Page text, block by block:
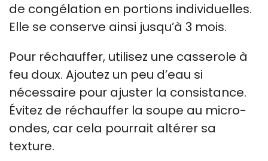
de congélation en portions individuelles.
Elle se conserve ainsi jusqu’à 3 mois.
Pour réchauffer, utilisez une casserole à
feu doux. Ajoutez un peu d’eau si
nécessaire pour ajuster la consistance.
Évitez de réchauffer la soupe au micro-
ondes, car cela pourrait altérer sa
texture.